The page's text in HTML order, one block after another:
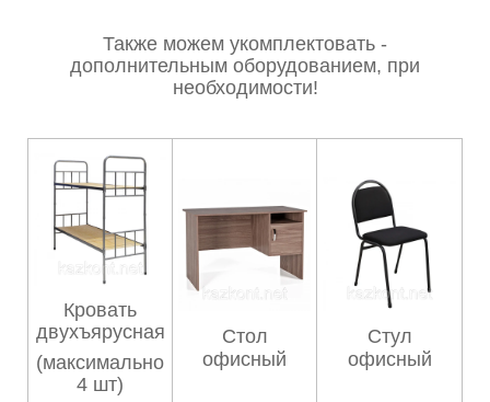
Также можем укомплектовать -
дополнительным оборудованием, при
необходимости!
Кровать
двухъярусная
(максимально
4 шт)
Стол
офисный
Стул
офисный